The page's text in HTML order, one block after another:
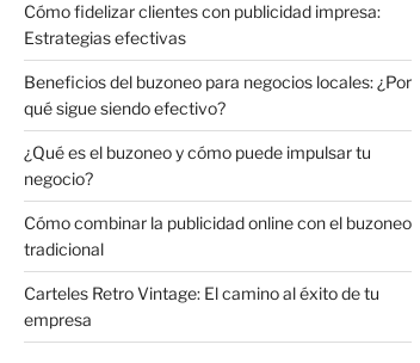
Cómo fidelizar clientes con publicidad impresa:
Estrategias efectivas
Beneficios del buzoneo para negocios locales: ¿Por
qué sigue siendo efectivo?
¿Qué es el buzoneo y cómo puede impulsar tu
negocio?
Cómo combinar la publicidad online con el buzoneo
tradicional
Carteles Retro Vintage: El camino al éxito de tu
empresa